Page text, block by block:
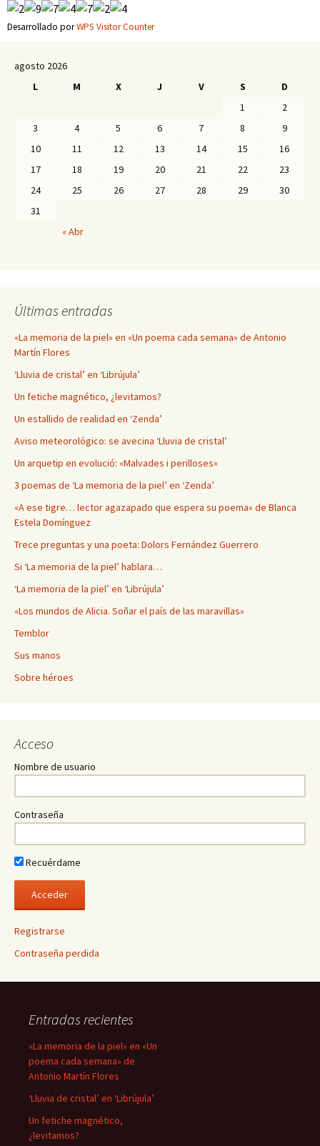
Desarrollado porWPS Visitor Counter
agosto 2026
L
M X J V S
D
1
2
3
4 5 6 7 8
9
10
11 12 13 14 15
16
17
18 19 20 21 22
23
24
25 26 27 28 29
30
31
« Abr
Últimas entradas
«La memoria de la piel» en «Un poema cada semana» de Antonio
Martín Flores
‘Lluvia de cristal’ en ‘Librújula’
Un fetiche magnético, ¿levitamos?
Un estallido de realidad en ‘Zenda’
Aviso meteorológico: se avecina ‘Lluvia de cristal’
Un arquetip en evolució: «Malvades i perilloses»
3 poemas de ‘La memoria de la piel’ en ‘Zenda’
«A ese tigre… lector agazapado que espera su poema» de Blanca
Estela Domínguez
Trece preguntas y una poeta: Dolors Fernández Guerrero
Si ‘La memoria de la piel’ hablara…
‘La memoria de la piel’ en ‘Librújula’
«Los mundos de Alicia. Soñar el país de las maravillas»
Temblor
Sus manos
Sobre héroes
Acceso
Nombre de usuario
Contraseña
Recuérdame
Registrarse
Contraseña perdida
Entradas recientes
«La memoria de la piel» en «Un
poema cada semana» de
Antonio Martín Flores
‘Lluvia de cristal’ en ‘Librújula’
Un fetiche magnético,
¿levitamos?